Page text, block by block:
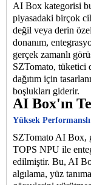
AI Box kategorisi
piyasadaki birçok
değil veya derin
donanım,
gerçek zamanlı
SZTomato, tüketici
dağıtım için
boşlukları giderir.
AI Box'ın
Yüksek Performanslı
SZTomato AI Box,
TOPS NPU ile
edilmiştir. Bu, AI
algılama, yüz